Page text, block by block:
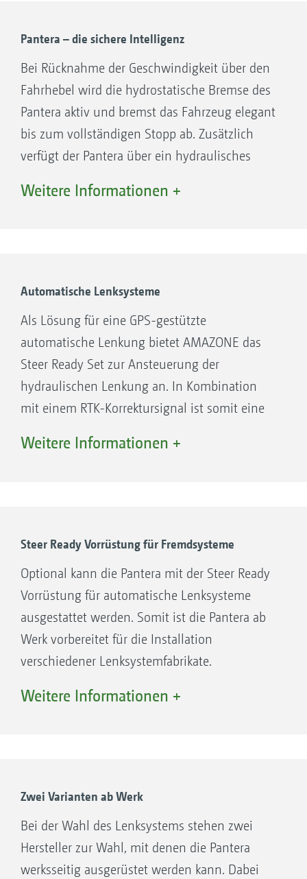
Zahnradpumpen
Axialkolbenpumpe für Spritzpumpen
Konstantdruckpumpe
Axialkolbenpumpe für Fahrantrieb
Motor
Hydraulikmotor
Planetengetriebe Untersetzung 1:30,5
Pantera – die sichere Intelligenz
Bei Rücknahme der Geschwindigkeit über den
Fahrhebel wird die hydrostatische Bremse des
Pantera aktiv und bremst das Fahrzeug elegant
bis zum vollständigen Stopp ab. Zusätzlich
verfügt der Pantera über ein hydraulisches
das Fußpedal betätigt werden. Der Fahrantrieb
Sicheres und elegantes Fahrverhalten
schnellen Stopps aus 50 km/h
Automatische Aktivierung der
Feststellbremse bei Stillstand
Berganfahrassistent beim Anfahren am
Weitere Informationen +
Automatische Lenksysteme
Als Lösung für eine GPS-gestützte
automatische Lenkung bietet AMAZONE das
Steer Ready Set zur Ansteuerung der
hydraulischen Lenkung an. In Kombination
mit einem RTK-Korrektursignal ist somit eine
ca. 2 cm möglich.
Weitere Informationen +
Steer Ready Vorrüstung für Fremdsysteme
Optional kann die Pantera mit der Steer Ready
Vorrüstung für automatische Lenksysteme
ausgestattet werden. Somit ist die Pantera ab
Werk vorbereitet für die Installation
verschiedener Lenksystemfabrikate.
Weitere Informationen +
Zwei Varianten ab Werk
Bei der Wahl des Lenksystems stehen zwei
Hersteller zur Wahl, mit denen die Pantera
werksseitig ausgerüstet werden kann. Dabei